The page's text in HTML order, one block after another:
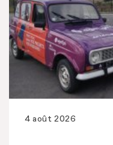
4 août 2026